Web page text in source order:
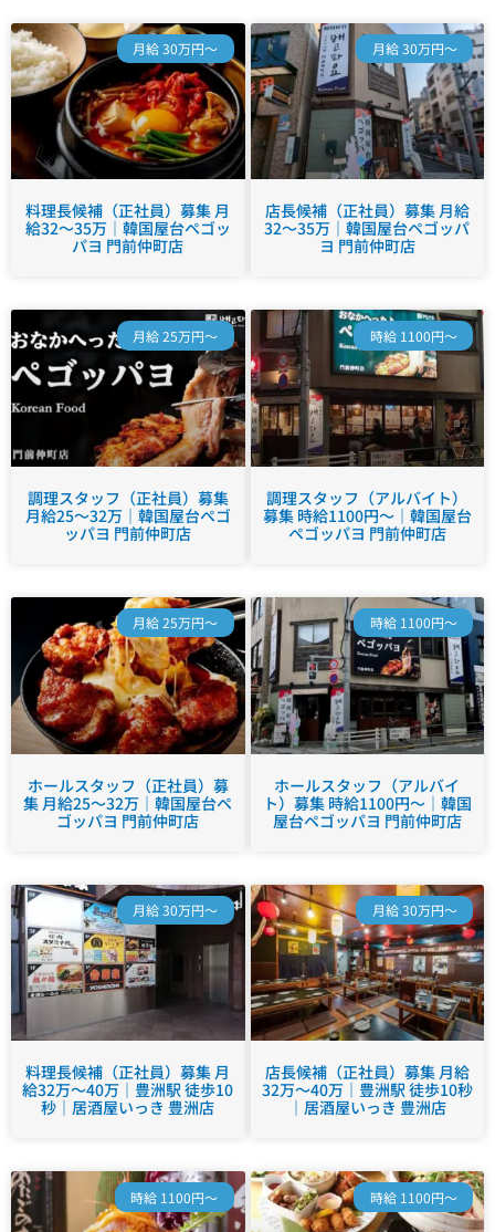
月給 30万円～
料理長候補（正社員）募集 月
給32～35万｜韓国屋台ペゴッ
パヨ 門前仲町店
月給 30万円～
店長候補（正社員）募集 月給
32～35万｜韓国屋台ペゴッパ
ヨ 門前仲町店
月給 25万円～
調理スタッフ（正社員）募集
月給25～32万｜韓国屋台ペゴ
ッパヨ 門前仲町店
時給 1100円～
調理スタッフ（アルバイト）
募集 時給1100円～｜韓国屋台
ペゴッパヨ 門前仲町店
月給 25万円～
ホールスタッフ（正社員）募
集 月給25～32万｜韓国屋台ペ
ゴッパヨ 門前仲町店
時給 1100円～
ホールスタッフ（アルバイ
ト）募集 時給1100円～｜韓国
屋台ペゴッパヨ 門前仲町店
月給 30万円～
料理長候補（正社員）募集 月
給32万～40万｜豊洲駅 徒歩10
秒｜居酒屋いっき 豊洲店
月給 30万円～
店長候補（正社員）募集 月給
32万～40万｜豊洲駅 徒歩10秒
｜居酒屋いっき 豊洲店
時給 1100円～ 時給 1100円～